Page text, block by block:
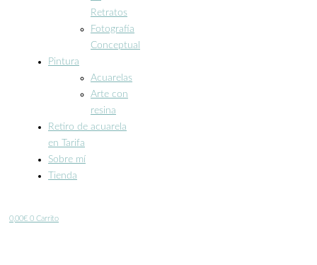
Retratos
Fotografía
Conceptual
Pintura
Acuarelas
Arte con
resina
Retiro de acuarela
en Tarifa
Sobre mí
Tienda
0,00€ 0 Carrito